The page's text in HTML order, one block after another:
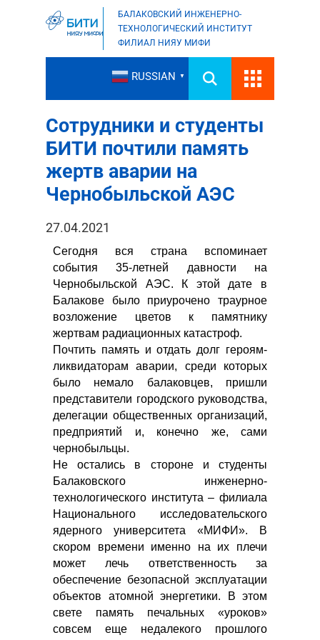
БАЛАКОВСКИЙ ИНЖЕНЕРНО-
ТЕХНОЛОГИЧЕСКИЙ ИНСТИТУТ
ФИЛИАЛ НИЯУ МИФИ
RUSSIAN ▼
Сотрудники и студенты
БИТИ почтили память
жертв аварии на
Чернобыльской АЭС
27.04.2021
Сегодня вся страна вспоминает
события 35-летней давности на
Чернобыльской АЭС. К этой дате в
Балакове было приурочено траурное
возложение цветов к памятнику
жертвам радиационных катастроф.
Почтить память и отдать долг героям-
ликвидаторам аварии, среди которых
было немало балаковцев, пришли
представители городского руководства,
делегации общественных организаций,
предприятий и, конечно же, сами
чернобыльцы.
Не остались в стороне и студенты
Балаковского инженерно-
технологического института – филиала
Национального исследовательского
ядерного университета «МИФИ». В
скором времени именно на их плечи
может лечь ответственность за
обеспечение безопасной эксплуатации
объектов атомной энергетики. В этом
свете память печальных «уроков»
совсем еще недалекого прошлого